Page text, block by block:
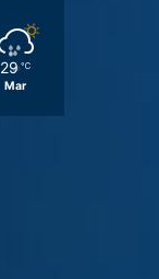
29 ℃
Mar